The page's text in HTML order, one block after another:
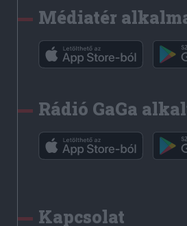
Médiatér
Rádió GaGa
Kapcsolat